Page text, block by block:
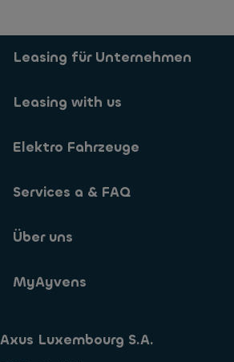
Leasing für Unternehmen
Leasing with us
Elektro Fahrzeuge
Services a & FAQ
Über uns
MyAyvens
Axus Luxembourg S.A.